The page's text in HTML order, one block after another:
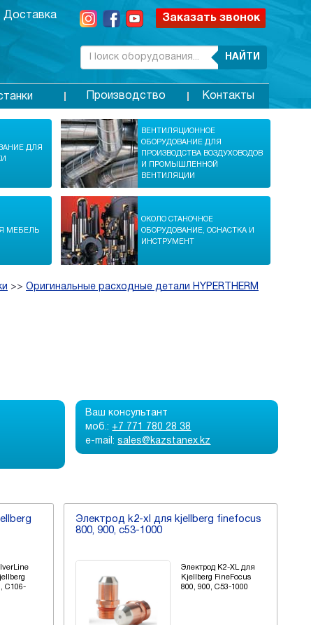
Доставка Заказать звонок
НАЙТИ
Производство Контакты
ДЛЯ
ВЕНТИЛЯЦИОННОЕ
ОБОРУДОВАНИЕ ДЛЯ
ПРОИЗВОДСТВА ВОЗДУХОВОДОВ
И ПРОМЫШЛЕННОЙ
ВЕНТИЛЯЦИИ
МЕБЕЛЬ
ОКОЛО СТАНОЧНОЕ
ОБОРУДОВАНИЕ, ОСНАСТКА И
ИНСТРУМЕНТ
>> Оригинальные расходные детали HYPERTHERM
Ваш консультант
моб.:+7 771 780 28 38
e-mail:sales@kazstanex.kz
C106-
Электрод k2-xl для kjellberg finefocus
800, 900, c53-1000
Электрод K2-XL для
Kjellberg FineFocus
800, 900, C53-1000